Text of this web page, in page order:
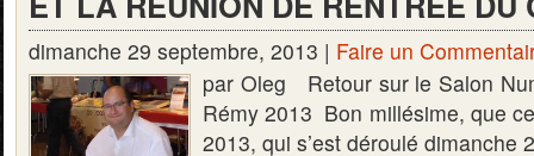
dimanche 29 septembre, 2013 | Faire un
par Oleg Retour sur le Salon
Rémy 2013 Bon millésime, que
2013, qui s’est déroulé dimanche